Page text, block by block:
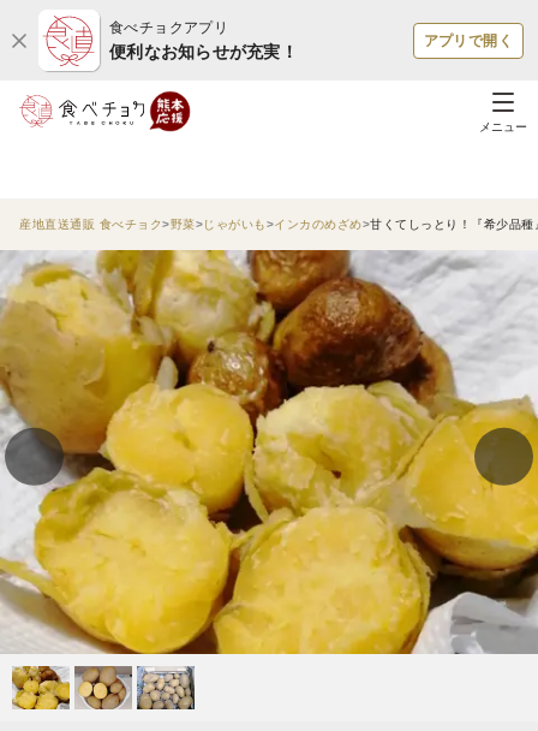
食べチョクアプリ
便利なお知らせが充実！
アプリで開く
メニュー
産地直送通販 食べチョク 野菜 じゃがいも インカのめざめ 甘くてしっとり！『希少品